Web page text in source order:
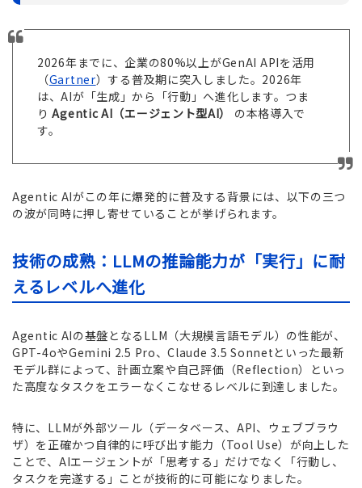
2026年までに、企業の80%以上がGenAI APIを活用
（Gartner）する普及期に突入しました。2026年
は、AIが「生成」から「行動」へ進化します。つま
りAgentic AI（エージェント型AI）
の本格導入で
す。
Agentic AIがこの年に爆発的に普及する背景には、以下の三つ
の波が同時に押し寄せていることが挙げられます。
技術の成熟：LLMの推論能力が「実行」に耐
えるレベルへ進化
Agentic AIの基盤となるLLM（大規模言語モデル）の性能が、
GPT-4oやGemini 2.5 Pro、Claude 3.5 Sonnetといった最新
モデル群によって、計画立案や自己評価（Reflection）といっ
た高度なタスクをエラーなくこなせるレベルに到達しました。
特に、LLMが外部ツール（データベース、API、ウェブブラウ
ザ）を正確かつ自律的に呼び出す能力（Tool Use）が向上した
ことで、AIエージェントが「思考する」だけでなく「行動し、
タスクを完遂する」ことが技術的に可能になりました。